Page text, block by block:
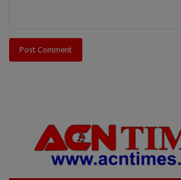
Post Comment